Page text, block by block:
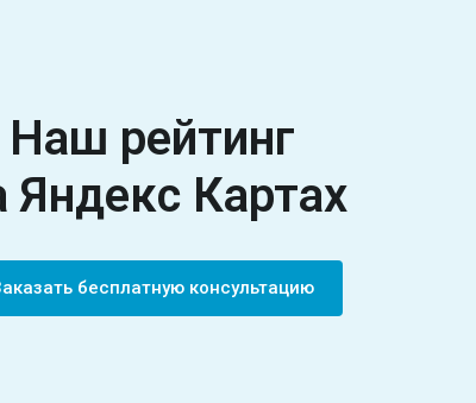
Наш рейтинг
Яндекс Картах
бесплатную консультацию